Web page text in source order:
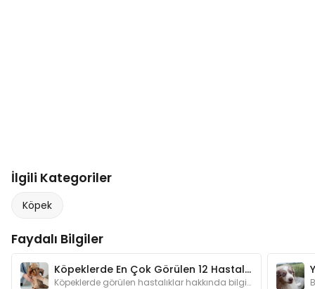
İlgili Kategoriler
Köpek
Faydalı Bilgiler
Köpeklerde En Çok Görülen 12 Hastalık ve Tedavisi
Köpeklerde görülen hastalıklar hakkında bilgi sahibi olmak, erken teşhis açısından oldukça önemlidir.